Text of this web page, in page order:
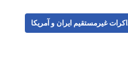
غيرمستقيم ايران و آمریکا